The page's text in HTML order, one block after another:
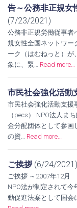
告～公務非正規女
(7/23/2021)
公務非正規労働従事
規女性全国ネットワー
ーク（はむねっと）が
象に、緊… Read more…
市民社会強化活動
市民社会強化活動支援
（pecs） NPO法人ま
金分配団体として参画
の資… Read more…
ご挨拶 (6/24/2021)
ご挨拶 ～2007年12月
NPO法が制定されて
動促進法案として国会